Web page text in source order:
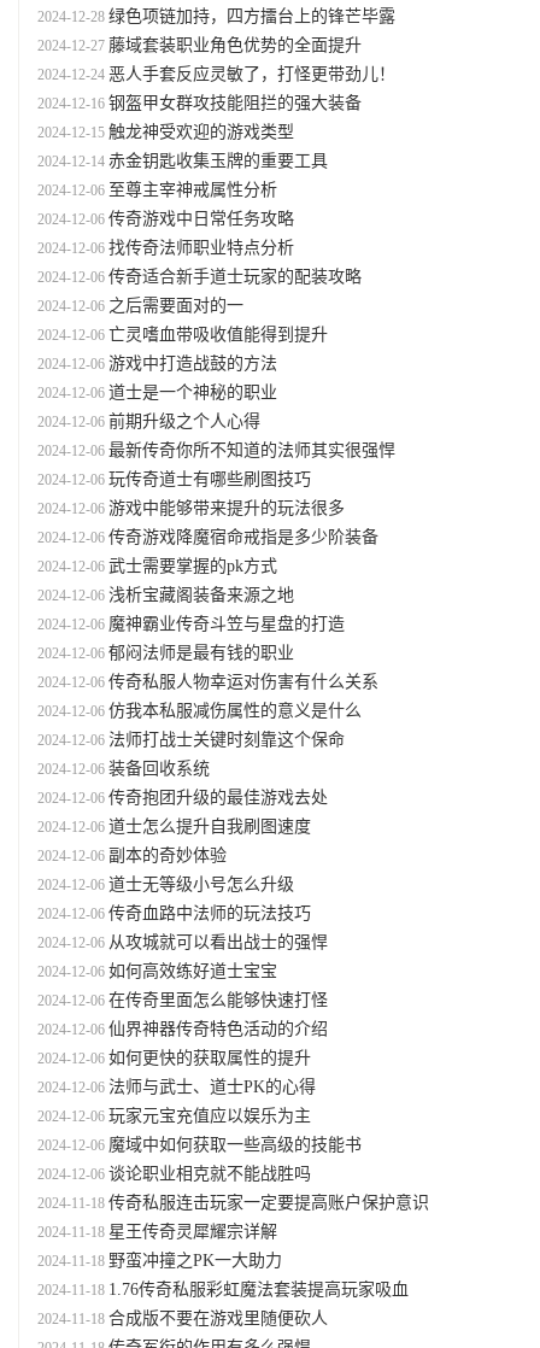
2024-12-28 绿色项链加持，四方擂台上的锋芒毕露
2024-12-27 藤域套装职业角色优势的全面提升
2024-12-24 恶人手套反应灵敏了，打怪更带劲儿！
2024-12-16 钢盔甲女群攻技能阻拦的强大装备
2024-12-15 触龙神受欢迎的游戏类型
2024-12-14 赤金钥匙收集玉牌的重要工具
2024-12-06 至尊主宰神戒属性分析
2024-12-06 传奇游戏中日常任务攻略
2024-12-06 找传奇法师职业特点分析
2024-12-06 传奇适合新手道士玩家的配装攻略
2024-12-06 之后需要面对的一
2024-12-06 亡灵嗜血带吸收值能得到提升
2024-12-06 游戏中打造战鼓的方法
2024-12-06 道士是一个神秘的职业
2024-12-06 前期升级之个人心得
2024-12-06 最新传奇你所不知道的法师其实很强悍
2024-12-06 玩传奇道士有哪些刷图技巧
2024-12-06 游戏中能够带来提升的玩法很多
2024-12-06 传奇游戏降魔宿命戒指是多少阶装备
2024-12-06 武士需要掌握的pk方式
2024-12-06 浅析宝藏阁装备来源之地
2024-12-06 魔神霸业传奇斗笠与星盘的打造
2024-12-06 郁闷法师是最有钱的职业
2024-12-06 传奇私服人物幸运对伤害有什么关系
2024-12-06 仿我本私服减伤属性的意义是什么
2024-12-06 法师打战士关键时刻靠这个保命
2024-12-06 装备回收系统
2024-12-06 传奇抱团升级的最佳游戏去处
2024-12-06 道士怎么提升自我刷图速度
2024-12-06 副本的奇妙体验
2024-12-06 道士无等级小号怎么升级
2024-12-06 传奇血路中法师的玩法技巧
2024-12-06 从攻城就可以看出战士的强悍
2024-12-06 如何高效练好道士宝宝
2024-12-06 在传奇里面怎么能够快速打怪
2024-12-06 仙界神器传奇特色活动的介绍
2024-12-06 如何更快的获取属性的提升
2024-12-06 法师与武士、道士PK的心得
2024-12-06 玩家元宝充值应以娱乐为主
2024-12-06 魔域中如何获取一些高级的技能书
2024-12-06 谈论职业相克就不能战胜吗
2024-11-18 传奇私服连击玩家一定要提高账户保护意识
2024-11-18 星王传奇灵犀耀宗详解
2024-11-18 野蛮冲撞之PK一大助力
2024-11-18 1.76传奇私服彩虹魔法套装提高玩家吸血
2024-11-18 合成版不要在游戏里随便砍人